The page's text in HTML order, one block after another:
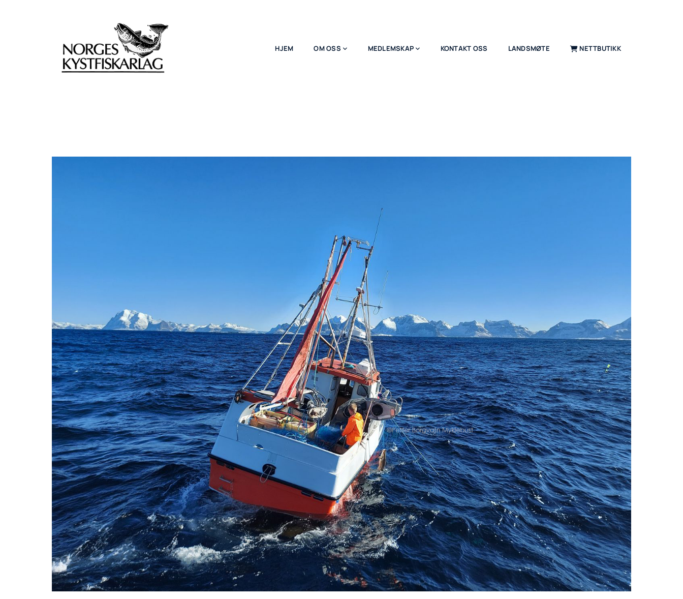
HJEM OM OSS MEDLEMSKAP KONTAKT OSS LANDSMØTE NETTBUTIKK